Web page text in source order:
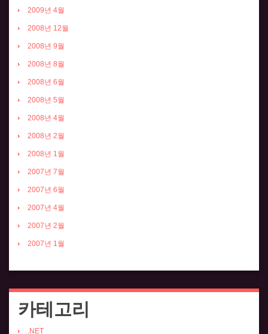
2009년 4월
2008년 12월
2008년 9월
2008년 8월
2008년 6월
2008년 5월
2008년 4월
2008년 2월
2008년 1월
2007년 7월
2007년 6월
2007년 4월
2007년 2월
2007년 1월
카테고리
.NET